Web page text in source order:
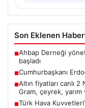
Son Eklenen
■Ahbap Derneği
başladı
■Cumhurbaşkanı
■Altın fiyatları canlı
Gram, çeyrek, yarım
■Türk Hava